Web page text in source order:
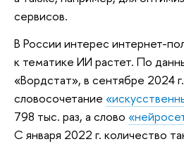
сервисов.
В России интерес интернет-
к тематике ИИ растет. По
«Вордстат», в сентябре 2024
словосочетание
798 тыс. раз, а слово
С января 2022 г. количество